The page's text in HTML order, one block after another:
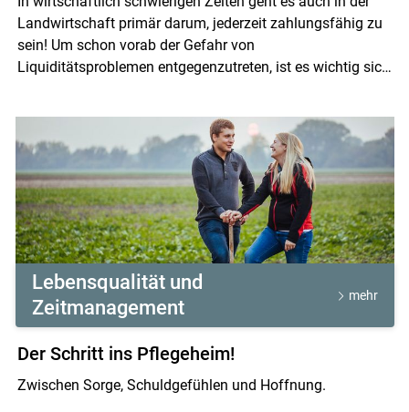
Landwirtschaft primär darum, jederzeit zahlungsfähig zu
sein! Um schon vorab der Gefahr von
Liquiditätsproblemen entgegenzutreten, ist es wichtig sich
Österreich stellt mit dem "Liquiplan“ eine Excel-Anwendung
zu Verfügung. Drohende Liquiditätslücken können
gegebenenfalls schon vorzeitig durch Bankgespräche oder
andere Finanzierungsmöglichkeiten geschlossen werden.
Lebensqualität und
Zeitmanagement
mehr
Der Schritt ins Pflegeheim!
Zwischen Sorge, Schuldgefühlen und Hoffnung.